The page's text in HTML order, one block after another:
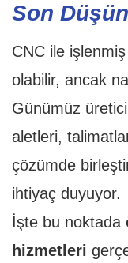
Son
CNC ile
olabilir, ancak
Günümüz
aletleri,
çözümde
ihtiyaç duyuyor.
İşte bu noktada
hizmetleri